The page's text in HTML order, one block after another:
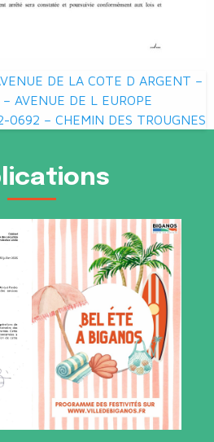
DE LA COTE D ARGENT –
AVENUE DE L EUROPE
0692 – CHEMIN DES TROUGNES